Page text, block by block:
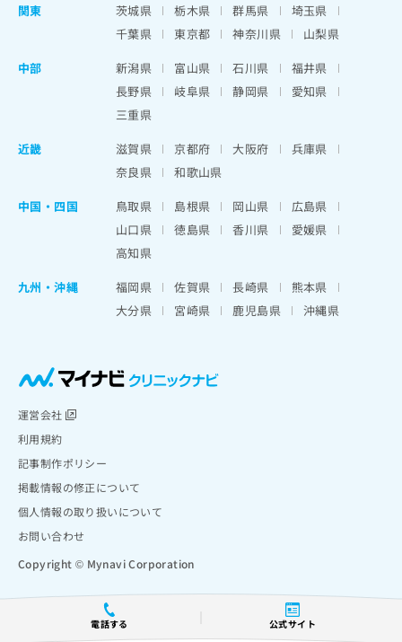
電話する 公式サイト
関東
茨城県 栃木県 群馬県
埼玉県
千葉県
東京都 神奈川県
山梨県
中部
新潟県 富山県 石川県
福井県
長野県
岐阜県 静岡県
愛知県
三重県
近畿
滋賀県 京都府 大阪府
兵庫県
奈良県
和歌山県
中国・四国
鳥取県 島根県 岡山県
広島県
山口県
徳島県 香川県
愛媛県
高知県
九州・沖縄
福岡県 佐賀県 長崎県
熊本県
大分県
宮崎県 鹿児島県 沖縄県
運営会社
利用規約
記事制作ポリシー
掲載情報の修正について
個人情報の取り扱いについて
お問い合わせ
Copyright © Mynavi Corporation